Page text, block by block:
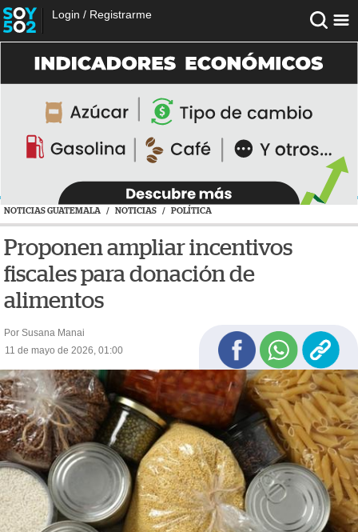
Login / Registrarme
NOTICIAS GUATEMALA / NOTICIAS / POLÍTICA
Proponen ampliar incentivos
fiscales para donación de
alimentos
Por Susana Manai
11 de mayo de 2026, 01:00